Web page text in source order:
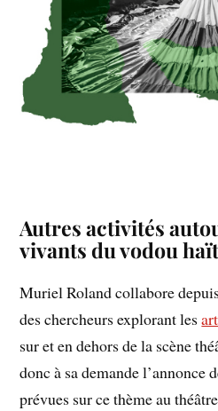
Autres activités
vivants du vodou
Muriel Roland collabore
des chercheurs explorant les
sur et en dehors de la scène
donc à sa demande l’annonce
prévues sur ce thème au